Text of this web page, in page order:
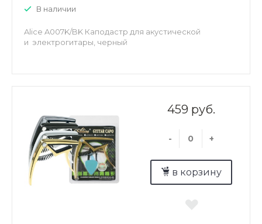
В наличии
Alice A007K/BK Каподастр для акустической
и электрогитары, черный
459 руб.
- +
в корзину